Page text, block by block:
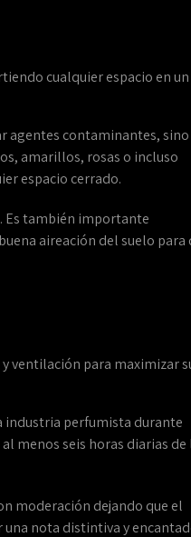
cualquier espacio en un
agentes contaminantes, sino
amarillos, rosas o incluso
espacio cerrado.
Es también importante
aireación del suelo para
ventilación para maximizar
industria perfumista durante
menos seis horas diarias de
moderación dejando que el
una nota distintiva y